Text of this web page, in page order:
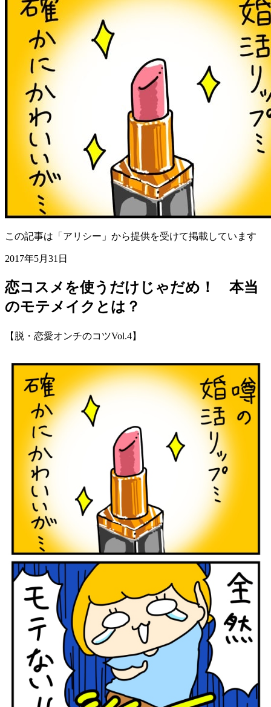
この記事は「アリシー」から提供を受けて掲載しています
2017年5月31日
恋コスメを使うだけじゃだめ！ 本当
のモテメイクとは？
【脱・恋愛オンチのコツVol.4】